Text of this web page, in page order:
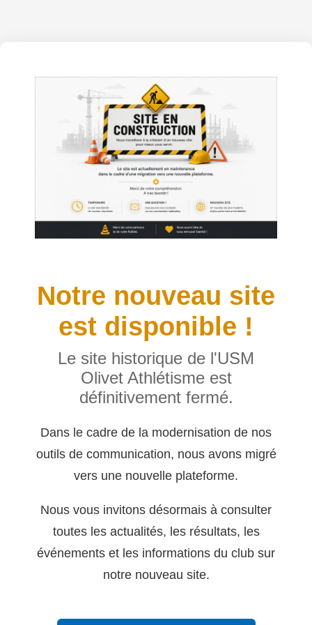
Notre nouveau site
est disponible !
Le site historique de l'USM
Olivet Athlétisme est
définitivement fermé.
Dans le cadre de la modernisation de nos
outils de communication, nous avons migré
vers une nouvelle plateforme.
Nous vous invitons désormais à consulter
toutes les actualités, les résultats, les
événements et les informations du club sur
notre nouveau site.